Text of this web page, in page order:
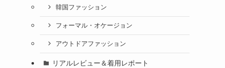
韓国ファッション
フォーマル・オケージョン
アウトドアファッション
リアルレビュー＆着用レポート